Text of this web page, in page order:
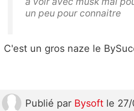
un peu pour connaitre
C'est un gros naze le
Publié par Bysoft le